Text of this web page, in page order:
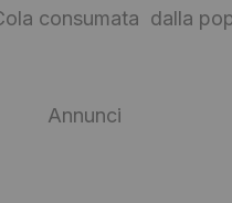
consumata dalla
Annunci